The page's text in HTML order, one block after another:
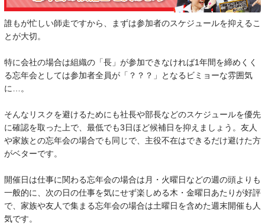
誰もが忙しい師走ですから、まずは参加者のスケジュールを抑えるこ
とが大切。
特に会社の場合は組織の「長」が参加できなければ1年間を締めくく
る忘年会としては参加者全員が「？？？」となるビミョーな雰囲気
に…。
そんなリスクを避けるためにも社長や部長などのスケジュールを優先
に確認を取った上で、最低でも3日ほど候補日を抑えましょう。友人
や家族との忘年会の場合でも同じで、主役不在はできるだけ避けた方
がベターです。
開催日は仕事に関わる忘年会の場合は月・火曜日などの週の頭よりも
一般的に、次の日の仕事を気にせず楽しめる木・金曜日あたりが好評
で、家族や友人で集まる忘年会の場合は土曜日を含めた週末開催も人
気です。